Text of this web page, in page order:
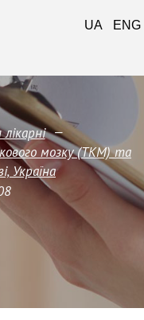
лікарні —
мозку (ТКМ) та
Україна
UA ENG